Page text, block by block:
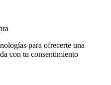
para ofrecerte una
con tu consentimiento